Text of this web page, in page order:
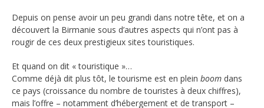
Depuis on pense avoir un peu grandi dans notre tête, et on a
découvert la Birmanie sous d’autres aspects qui n’ont pas à
rougir de ces deux prestigieux sites touristiques.
Et quand on dit « touristique »…
Comme déjà dit plus tôt, le tourisme est en plein boom dans
ce pays (croissance du nombre de touristes à deux chiffres),
mais l’offre – notamment d’hébergement et de transport –